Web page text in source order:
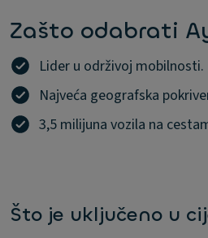
Zašto odabrati
Lider u održivoj mobilnosti.
Najveća geografska
3,5 milijuna vozila na
Što je uključeno u